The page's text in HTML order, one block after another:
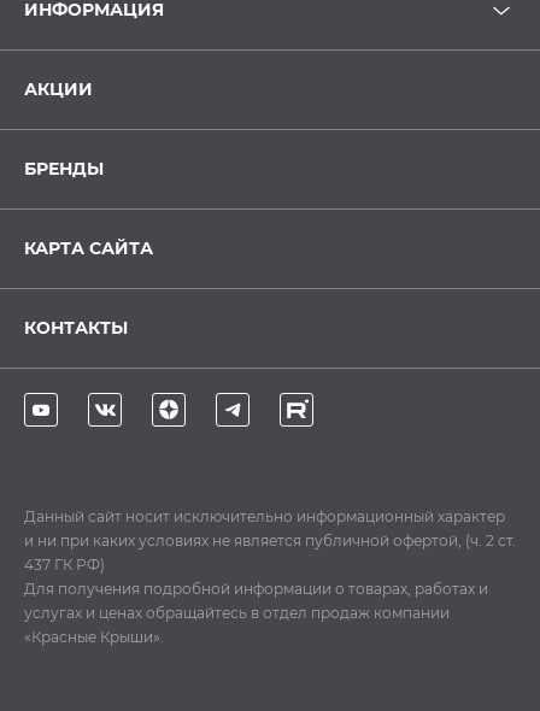
ИНФОРМАЦИЯ
АКЦИИ
БРЕНДЫ
КАРТА САЙТА
КОНТАКТЫ
Данный сайт носит исключительно информационный характер
и ни при каких условиях не является публичной офертой, (ч. 2 ст.
437 ГК РФ)
Для получения подробной информации о товарах, работах и
услугах и ценах обращайтесь в отдел продаж компании
«Красные Крыши».